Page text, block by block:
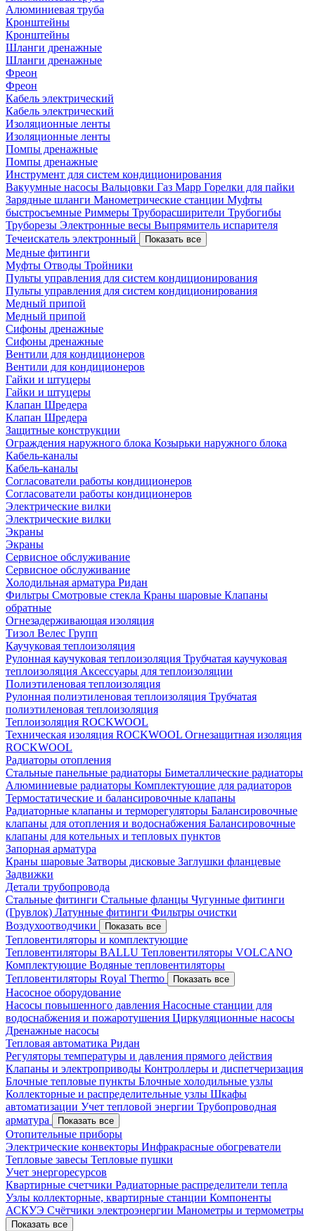
Алюминиевая труба
Кронштейны
Кронштейны
Шланги дренажные
Шланги дренажные
Фреон
Фреон
Кабель электрический
Кабель электрический
Изоляционные ленты
Изоляционные ленты
Помпы дренажные
Помпы дренажные
Инструмент для систем кондиционирования
Вакуумные насосы Вальцовки Газ Mapp Горелки для пайки
Зарядные шланги Манометрические станции Муфты
быстросъемные Риммеры Труборасширители Трубогибы
Труборезы Электронные весы Выпрямитель испарителя
Течеискатель электронный
Показать все
Медные фитинги
Муфты Отводы Тройники
Пульты управления для систем кондиционирования
Пульты управления для систем кондиционирования
Медный припой
Медный припой
Сифоны дренажные
Сифоны дренажные
Вентили для кондиционеров
Вентили для кондиционеров
Гайки и штуцеры
Гайки и штуцеры
Клапан Шредера
Клапан Шредера
Защитные конструкции
Ограждения наружного блока Козырьки наружного блока
Кабель-каналы
Кабель-каналы
Согласователи работы кондиционеров
Согласователи работы кондиционеров
Электрические вилки
Электрические вилки
Экраны
Экраны
Сервисное обслуживание
Сервисное обслуживание
Холодильная арматура Ридан
Фильтры Смотровые стекла Краны шаровые Клапаны
обратные
Огнезадерживающая изоляция
Тизол Велес Групп
Каучуковая теплоизоляция
Рулонная каучуковая теплоизоляция Трубчатая каучуковая
теплоизоляция Аксессуары для теплоизоляции
Полиэтиленовая теплоизоляция
Рулонная полиэтиленовая теплоизоляция Трубчатая
полиэтиленовая теплоизоляция
Теплоизоляция ROCKWOOL
Техническая изоляция ROCKWOOL Огнезащитная изоляция
ROCKWOOL
Радиаторы отопления
Стальные панельные радиаторы Биметаллические радиаторы
Алюминиевые радиаторы Комплектующие для радиаторов
Термостатические и балансировочные клапаны
Радиаторные клапаны и терморегуляторы Балансировочные
клапаны для отопления и водоснабжения Балансировочные
клапаны для котельных и тепловых пунктов
Запорная арматура
Краны шаровые Затворы дисковые Заглушки фланцевые
Задвижки
Детали трубопровода
Стальные фитинги Стальные фланцы Чугунные фитинги
(Грувлок) Латунные фитинги Фильтры очистки
Воздухоотводчики
Показать все
Тепловентиляторы и комплектующие
Тепловентиляторы BALLU Тепловентиляторы VOLCANO
Комплектующие Водяные тепловентиляторы
Тепловентиляторы Royal Thermo
Показать все
Насосное оборудование
Насосы повышенного давления Насосные станции для
водоснабжения и пожаротушения Циркуляционные насосы
Дренажные насосы
Тепловая автоматика Ридан
Регуляторы температуры и давления прямого действия
Клапаны и электроприводы Контроллеры и диспетчеризация
Блочные тепловые пункты Блочные холодильные узлы
Коллекторные и распределительные узлы Шкафы
автоматизации Учет тепловой энергии Трубопроводная
арматура
Показать все
Отопительные приборы
Электрические конвекторы Инфракрасные обогреватели
Тепловые завесы Тепловые пушки
Учет энергоресурсов
Квартирные счетчики Радиаторные распределители тепла
Узлы коллекторные, квартирные станции Компоненты
АСКУЭ Счётчики электроэнергии Манометры и термометры
Показать все